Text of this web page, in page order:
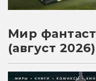
Мир
(август 2026)